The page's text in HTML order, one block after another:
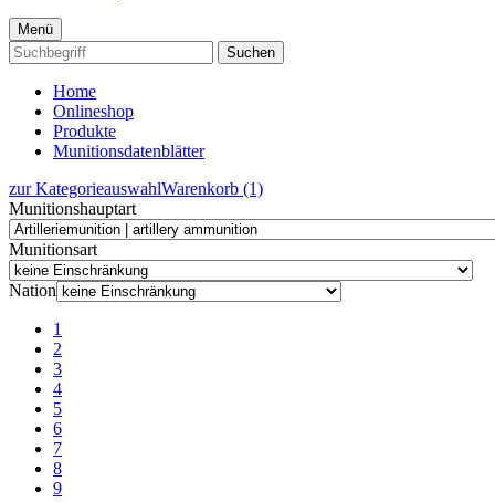
Menü
Suchen
Home
Onlineshop
Produkte
Munitionsdatenblätter
zur KategorieauswahlWarenkorb (1)
Munitionshauptart
Munitionsart
Nation
1
2
3
4
5
6
7
8
9